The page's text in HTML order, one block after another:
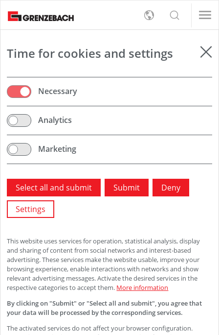
/女/天)
（男/女/日）
/女/天)
/天)
（男/女/日）
English